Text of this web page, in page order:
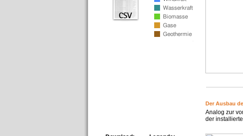
Der Ausbau
Analog zur
der